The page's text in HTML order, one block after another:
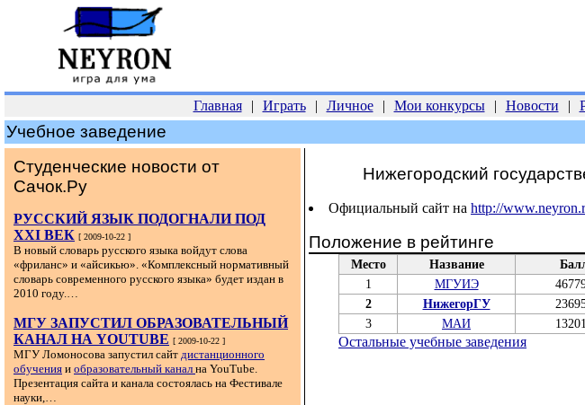
Главная | Играть | Личное | Мои конкурсы | Новости |
Учебное заведение
Студенческие новости от
Сачок.Ру
РУССКИЙ ЯЗЫК ПОДОГНАЛИ ПОД
XXI ВЕК [ 2009-10-22 ]
В новый словарь русского языка войдут слова
«фриланс» и «айсикью». «Комплексный нормативный
словарь современного русского языка» будет издан в
2010 году.…
МГУ ЗАПУСТИЛ ОБРАЗОВАТЕЛЬНЫЙ
КАНАЛ НА YOUTUBE [ 2009-10-22 ]
МГУ Ломоносова запустил сайт дистанционного
обучения и образовательный канал на YouTube.
Презентация сайта и канала состоялась на Фестивале
науки,…
Нижегородский
Официальный сайт на http://
Положение в рейтинге
Место Название
1
МГУИЭ
2
НижегорГУ
3
МАИ
Остальные учебные заведения